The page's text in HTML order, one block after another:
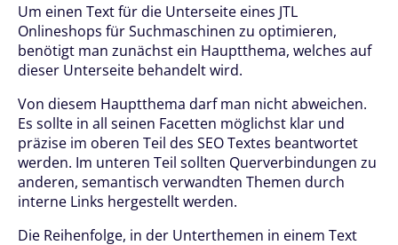
Um einen Text für die Unterseite eines JTL
Onlineshops für Suchmaschinen zu optimieren,
benötigt man zunächst ein Hauptthema, welches auf
dieser Unterseite behandelt wird.
Von diesem Hauptthema darf man nicht abweichen.
Es sollte in all seinen Facetten möglichst klar und
präzise im oberen Teil des SEO Textes beantwortet
werden. Im unteren Teil sollten Querverbindungen zu
anderen, semantisch verwandten Themen durch
interne Links hergestellt werden.
Die Reihenfolge, in der Unterthemen in einem Text